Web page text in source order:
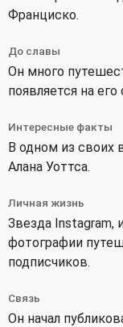
Франциско.
До славы
Он много
появляется на
Интересные факты
В одном из своих
Алана Уоттса.
Личная жизнь
Звезда Instagram,
фотографии
подписчиков.
Связь
Он начал